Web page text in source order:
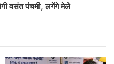
वसंत पंचमी, लगेंगे मेले